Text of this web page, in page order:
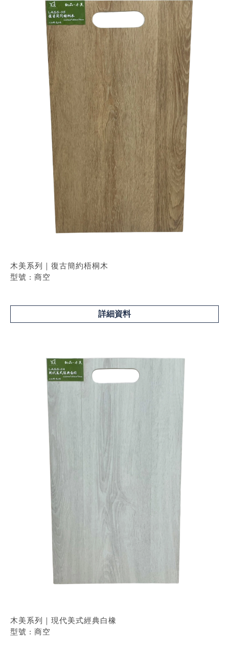
木美系列｜復古簡約梧桐木
型號 : 商空
詳細資料
木美系列｜現代美式經典白橡
型號 : 商空